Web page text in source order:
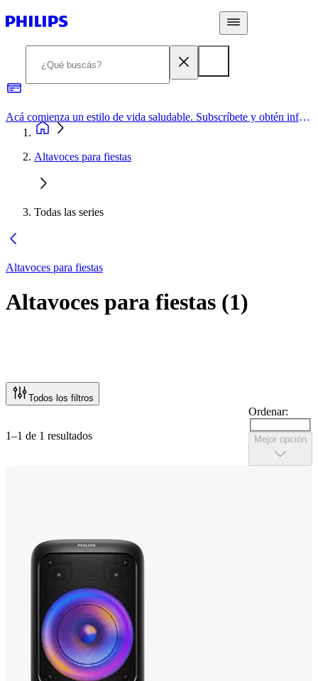
Acá comienza un estilo de vida saludable. Subscríbete y obtén información de primera mano
Altavoces para fiestas
Todas las series
Altavoces para fiestas
Altavoces para fiestas (1)
Todos los filtros
1–1 de 1 resultados
Ordenar:
Mejor opción